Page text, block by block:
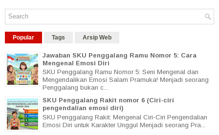
Popular Tags Arsip Web
Jawaban SKU Penggalang Ramu Nomor 5: Cara
Mengenal Emosi Diri
SKU Penggalang Ramu Nomor 5: Seni Mengenal dan
Mengendalikan Emosi Salam Pramuka! Menjadi seorang
Penggalang bukan c...
SKU Penggalang Rakit nomor 6 (Ciri-ciri
pengendalian emosi diri)
SKU Penggalang Rakit: Mengenal Ciri-Ciri Pengendalian
Emosi Diri untuk Karakter Unggul Menjadi seorang Pra...